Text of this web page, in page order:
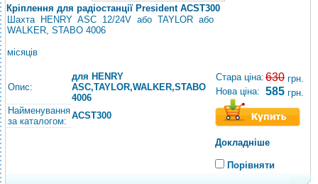
Кріплення для радіостанції President ACST300
Шахта HENRY ASC 12/24V або TAYLOR або
WALKER, STABO 4006
місяців
Опис:
для HENRY
ASC,TAYLOR,WALKER,STABO
4006
Найменування
за каталогом:
ACST300
Стара ціна: 630 грн.
Нова ціна: 585 грн.
Докладніше
Порівняти